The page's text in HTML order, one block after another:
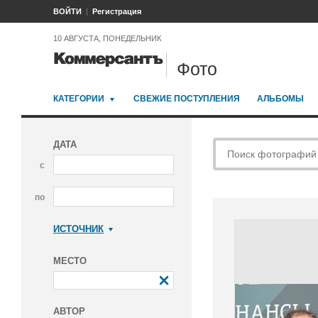
ВОЙТИ Регистрация
10 АВГУСТА, ПОНЕДЕЛЬНИК
Фото
КАТЕГОРИИ СВЕЖИЕ ПОСТУПЛЕНИЯ АЛЬБОМЫ
ДАТА
с
по
ИСТОЧНИК
МЕСТО
АВТОР